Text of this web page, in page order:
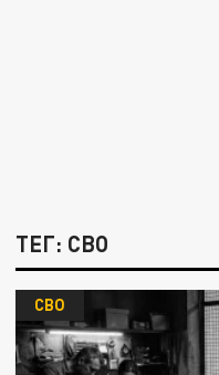
ТЕГ: СВО
СВО